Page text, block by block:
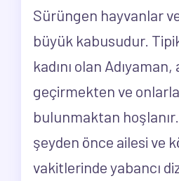
Sürüngen hayvanlar
büyük kabusudur.
kadını olan
geçirmekten ve
bulunmaktan
şeyden önce ailesi ve
vakitlerinde yabancı